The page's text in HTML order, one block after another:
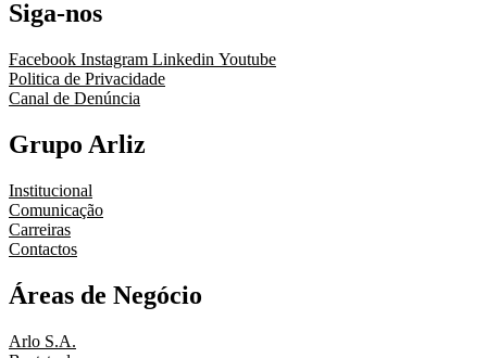
Siga-nos
Facebook Instagram Linkedin Youtube
Politica de Privacidade
Canal de Denúncia
Grupo Arliz
Institucional
Comunicação
Carreiras
Contactos
Áreas de Negócio
Arlo S.A.